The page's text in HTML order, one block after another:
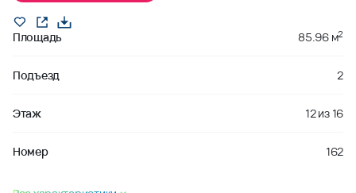
Площадь 85.96 м2
Подъезд 2
Этаж 12из16
Номер 162